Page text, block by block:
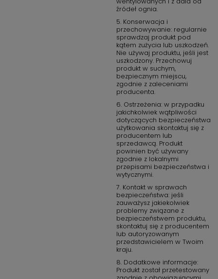
Funkcja ta została zaprojektowana z
myślą o wolno gotowanych potrawach. Idealnie nadaje
się do podgrzewania płynnych potraw, takich jak mleko i
bulion, ale także do kremów i sosów, bez obaw o ich
przegrzanie. Ponadto tryb nagrzewania (Warming Mode)
umożliwia utrzymanie gotowych potraw w odpowiedniej
temperaturze, podczas gdy inne potrawy nadal się
Utrzymanie okapu w czystości nie
tylko gwarantuje maksymalną higienę w kuchni, ale także
zapewnia dłuższą żywotność produktu. Modele Elica
zostały wykonane z materiałów i wykończeń, które
sprawiają, że czynności konserwacyjne przebiegają
bardzo sprawnie. Aby można było je szybko umyć lub
wymienić, wszystkie elementy eksploatacyjne oraz filtry
przeciwtłuszczowe i zapachowe są łatwo dostępne.
Dzięki temu utrzymanie czystości w kuchni staje się
prostsze niż kiedykolwiek wcześniej.
Wybierając płytę indukcyjną zintegrowanym okapem Elica
NikolaTesla, inwestujesz w nowoczesność, wygodę i wydajność
w swojej kuchni. Ten innowacyjny produkt zapewnia nie tylko
doskonałe gotowanie, ale także łatwość utrzymania czystości i
źródeł ognia.
5. Konserwacja i
przechowywanie: regularnie
sprawdzaj produkt pod
kątem zużycia lub uszkodzeń.
Nie używaj produktu, jeśli jest
uszkodzony. Przechowuj
produkt w suchym,
bezpiecznym miejscu,
zgodnie z zaleceniami
producenta.
6. Ostrzeżenia: w przypadku
jakichkolwiek wątpliwości
dotyczących bezpieczeństwa
użytkowania skontaktuj się z
producentem lub
sprzedawcą. Produkt
powinien być używany
zgodnie z lokalnymi
przepisami bezpieczeństwa i
wytycznymi.
7. Kontakt w sprawach
bezpieczeństwa: jeśli
zauważysz jakiekolwiek
problemy związane z
bezpieczeństwem produktu,
skontaktuj się z producentem
lub autoryzowanym
przedstawicielem w Twoim
kraju.
8. Dodatkowe informacje:
Produkt został przetestowany